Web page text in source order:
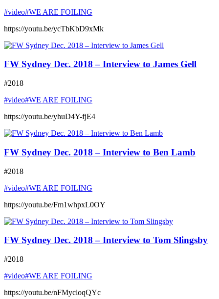
#video#WE ARE FOILING
https://youtu.be/ycTbKbD9xMk
FW Sydney Dec. 2018 – Interview to James Gell
#2018
#video#WE ARE FOILING
https://youtu.be/yhuD4Y-fjE4
FW Sydney Dec. 2018 – Interview to Ben Lamb
#2018
#video#WE ARE FOILING
https://youtu.be/Fm1whpxL0OY
FW Sydney Dec. 2018 – Interview to Tom Slingsby
#2018
#video#WE ARE FOILING
https://youtu.be/nFMycloqQYc